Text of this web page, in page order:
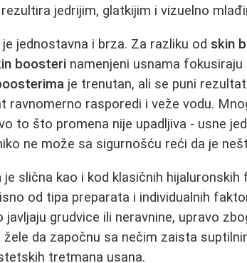
jedrijim, glatkijim i vizuelno
je jednostavna i brza. Za razliku od skin
boosteri namenjeni usnama
je trenutan, ali se puni
ravnomerno rasporedi i veže vodu.
to što promena nije upadljiva - usne
ne može sa sigurnošću reći da je
je slična kao i kod klasičnih
od tipa preparata i individualnih
grudvice ili neravnine, upravo
da započnu sa nečim zaista
tretmana usana.